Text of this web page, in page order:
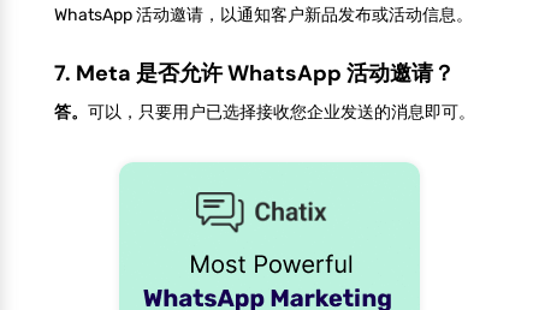
WhatsApp 活动邀请，以通知客户新品发布或活动信息。
7. Meta 是否允许 WhatsApp 活动邀请？
答。 可以，只要用户已选择接收您企业发送的消息即可。